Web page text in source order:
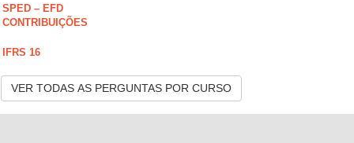
SPED – EFD
CONTRIBUIÇÕES
IFRS 16
VER TODAS AS PERGUNTAS POR CURSO